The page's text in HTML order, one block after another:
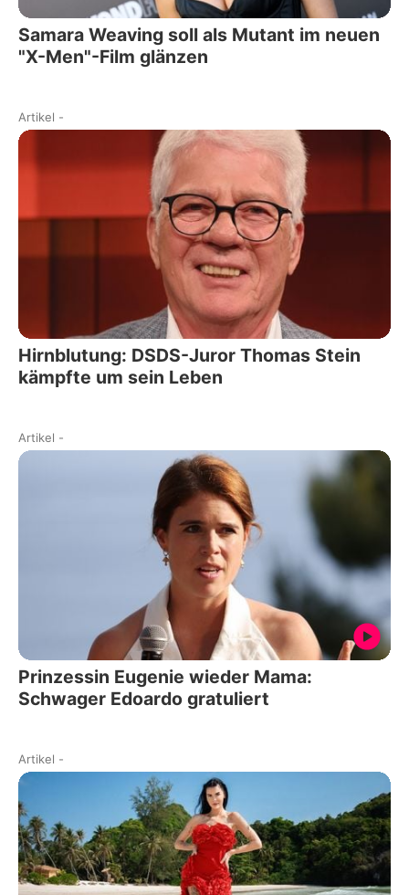
Samara Weaving soll als Mutant im neuen
"X-Men"-Film glänzen
Artikel -
Hirnblutung: DSDS-Juror Thomas Stein
kämpfte um sein Leben
Artikel -
Prinzessin Eugenie wieder Mama:
Schwager Edoardo gratuliert
Artikel -